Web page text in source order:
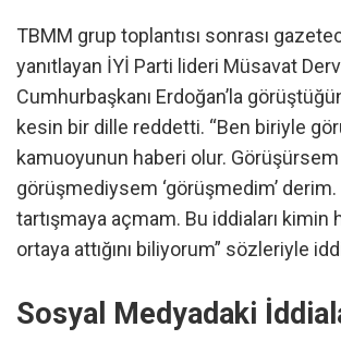
TBMM grup toplantısı sonrası
yanıtlayan İYİ Parti lideri Müsavat
Cumhurbaşkanı Erdoğan’la
kesin bir dille reddetti. “Ben biriyle
kamuoyunun haberi olur. Görüşürsem
görüşmediysem ‘görüşmedim’ derim.
tartışmaya açmam. Bu iddiaları kimin
ortaya attığını biliyorum” sözleriyle
Sosyal Medyadaki